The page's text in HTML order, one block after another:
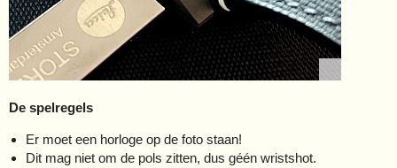
De spelregels
Er moet een horloge op de foto staan!
Dit mag niet om de pols zitten, dus géén wristshot.